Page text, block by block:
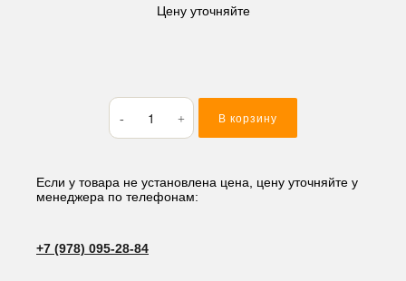
Цену уточняйте
Количество
товара
Кольцо
(O-
RING)
В корзину
Если у товара не установлена цена, цену уточняйте у
менеджера по телефонам:
+7 (978) 095-28-84